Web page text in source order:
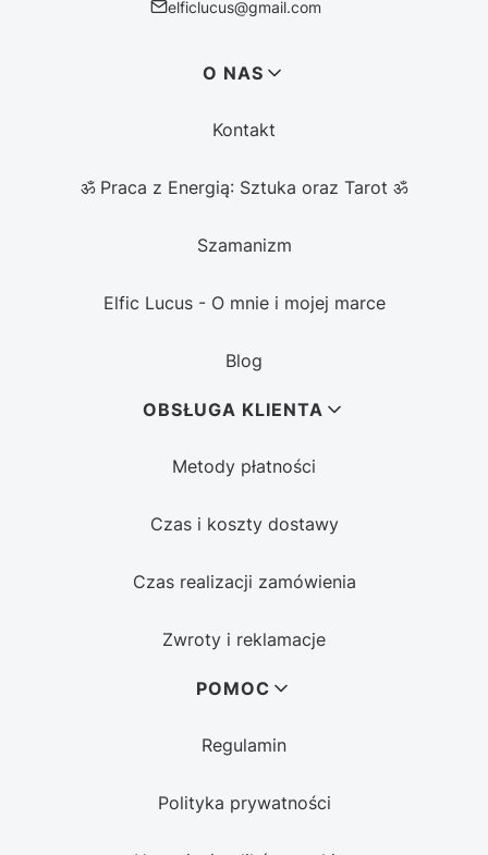
elficlucus@gmail.com
O NAS
Kontakt
ॐ Praca z Energią: Sztuka oraz Tarot ॐ
Szamanizm
Elfic Lucus - O mnie i mojej marce
Blog
OBSŁUGA KLIENTA
Metody płatności
Czas i koszty dostawy
Czas realizacji zamówienia
Zwroty i reklamacje
POMOC
Regulamin
Polityka prywatności